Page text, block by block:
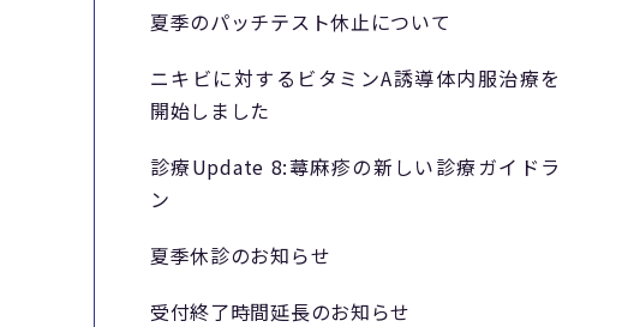
夏季のパッチテスト休止について
ニキビに対するビタミンA誘導体内服治療を
開始しました
診療Update 8:蕁麻疹の新しい診療ガイドラ
ン
夏季休診のお知らせ
受付終了時間延長のお知らせ